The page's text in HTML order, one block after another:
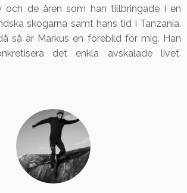
och de åren som han tillbringade i en
skogarna samt hans tid i Tanzania.
så är Markus en förebild för mig. Han
det enkla avskalade livet.